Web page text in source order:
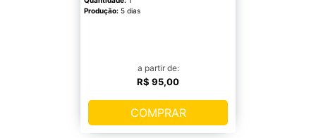
Produção: 5 dias
a partir de:
R$ 95,00
COMPRAR